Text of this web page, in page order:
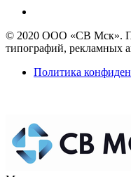
© 2020 ООО «СВ Мск».
типографий, рекламных
Политика